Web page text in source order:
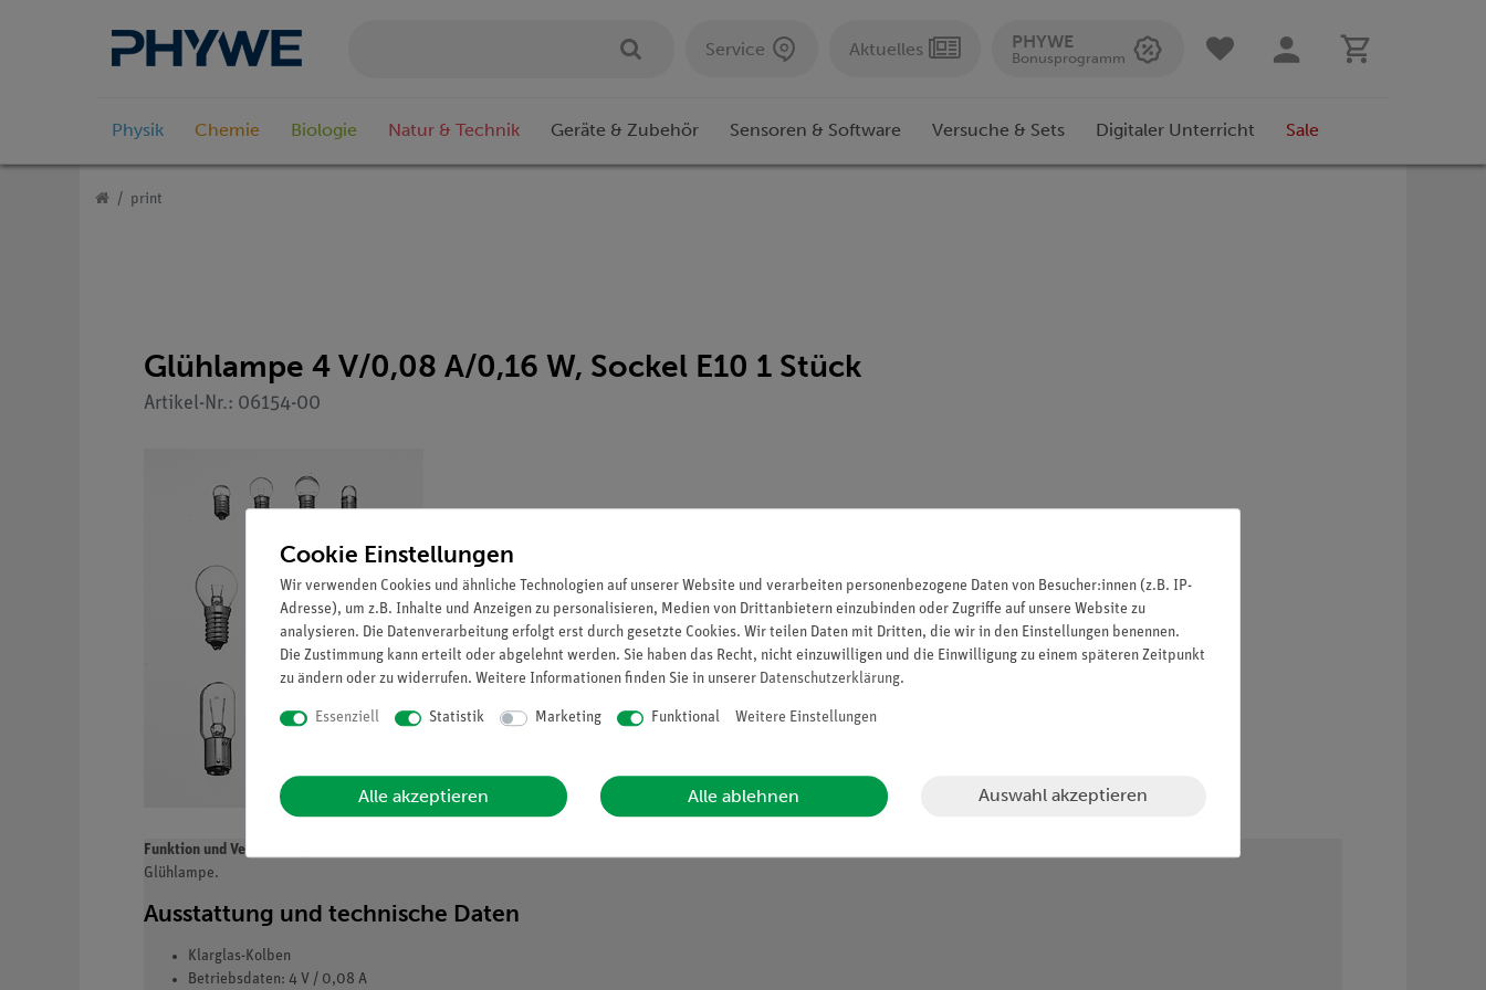
Service Aktuelles PHYWE
Bonusprogramm
Physik Chemie Biologie Natur & Technik Geräte & Zubehör Sensoren & Software Versuche & Sets Digitaler Unterricht Sale
print
Glühlampe 4 V/0,08 A/0,16 W, Sockel E10 1 Stück
Artikel-Nr.: 06154-00
Funktion und Verwendung
Glühlampe.
Ausstattung und technische Daten
Klarglas-Kolben
Betriebsdaten: 4 V / 0,08 A
Cookie Einstellungen
Wir verwenden Cookies und ähnliche Technologien auf unserer Website und verarbeiten personenbezogene Daten von Besucher:innen (z.B. IP-
Adresse), um z.B. Inhalte und Anzeigen zu personalisieren, Medien von Drittanbietern einzubinden oder Zugriffe auf unsere Website zu
analysieren. Die Datenverarbeitung erfolgt erst durch gesetzte Cookies. Wir teilen Daten mit Dritten, die wir in den Einstellungen benennen.
Die Zustimmung kann erteilt oder abgelehnt werden. Sie haben das Recht, nicht einzuwilligen und die Einwilligung zu einem späteren Zeitpunkt
zu ändern oder zu widerrufen. Weitere Informationen finden Sie in unserer Daten­schutz­erklärung.
Essenziell Statistik Marketing Funktional Weitere Einstellungen
Alle akzeptieren Alle ablehnen Auswahl akzeptieren